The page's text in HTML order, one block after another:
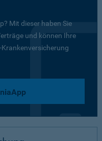
Mit dieser haben Sie
und können Ihre